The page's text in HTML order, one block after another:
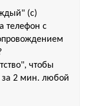
(с)
телефон с
чтобы
за 2 мин. любой